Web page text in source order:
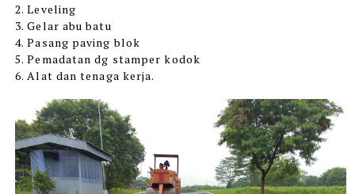
2. Leveling
3. Gelar abu batu
4. Pasang paving blok
5. Pemadatan dg stamper kodok
6. Alat dan tenaga kerja.